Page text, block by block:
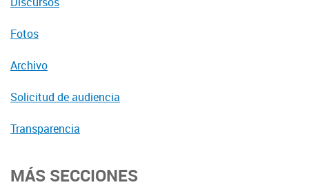
Fotos
Archivo
Solicitud de audiencia
Transparencia
MÁS SECCIONES